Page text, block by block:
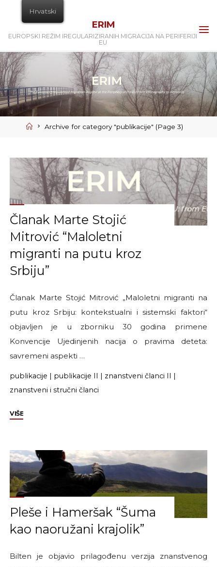
content
ERIM
EUROPSKI REŽIM IREGULARIZIRANIH MIGRACIJA NA PERIFERIJI
EU
Home
Archive for category "publikacije" (Page 3)
Članak Marte Stojić
Mitrović “Maloletni
migranti na putu kroz
Srbiju”
Članak Marte Stojić Mitrović „Maloletni migranti na
putu kroz Srbiju: kontekstualni i sistemski faktori“
objavljen je u zborniku 30 godina primene
Konvencije Ujedinjenih nacija o pravima deteta:
savremeni aspekti …
publikacije | publikacije II | znanstveni članci II |
znanstveni i stručni članci
VIŠE"Članak
Mitrović
“Maloletni
migranti
na
putu
kroz
Pleše i Hameršak “Šuma
kao naoružani krajolik”
Bilten je objavio prilagođenu verzija znanstvenog
Hrvatski